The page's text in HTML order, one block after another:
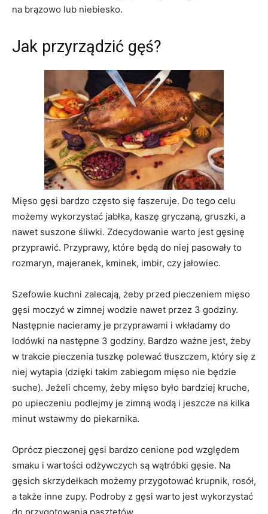
na brązowo lub niebiesko.
Jak przyrządzić gęś?
Mięso gęsi bardzo często się faszeruje. Do tego celu
możemy wykorzystać jabłka, kaszę gryczaną, gruszki, a
nawet suszone śliwki. Zdecydowanie warto jest gęsinę
przyprawić. Przyprawy, które będą do niej pasowały to
rozmaryn, majeranek, kminek, imbir, czy jałowiec.
Szefowie kuchni zalecają, żeby przed pieczeniem mięso
gęsi moczyć w zimnej wodzie nawet przez 3 godziny.
Następnie nacieramy je przyprawami i wkładamy do
lodówki na następne 3 godziny. Bardzo ważne jest, żeby
w trakcie pieczenia tuszkę polewać tłuszczem, który się z
niej wytapia (dzięki takim zabiegom mięso nie będzie
suche). Jeżeli chcemy, żeby mięso było bardziej kruche,
po upieczeniu podlejmy je zimną wodą i jeszcze na kilka
minut wstawmy do piekarnika.
Oprócz pieczonej gęsi bardzo cenione pod względem
smaku i wartości odżywczych są wątróbki gęsie. Na
gęsich skrzydełkach możemy przygotować krupnik, rosół,
a także inne zupy. Podroby z gęsi warto jest wykorzystać